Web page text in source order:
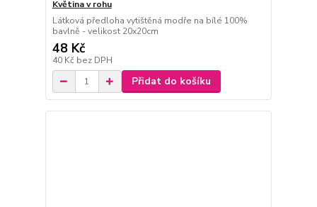
Květina v rohu
Látková předloha vytištěná modře na bílé 100%
bavlně - velikost 20x20cm
48 Kč
40 Kč bez DPH
Přidat do košíku